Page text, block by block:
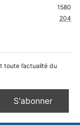
1580
204
toute l’actualité du